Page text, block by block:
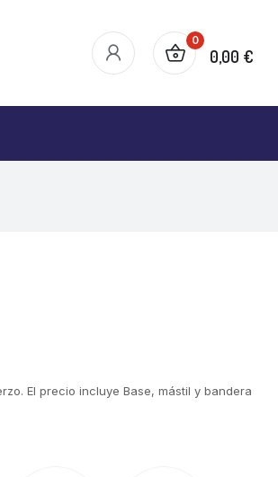
0
0,00 €
El precio incluye Base, mástil y bandera